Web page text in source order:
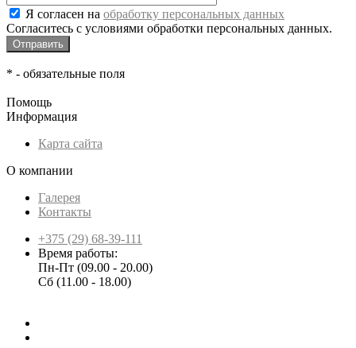
Я согласен на обработку персональных данных
Согласитесь с условиями обработки персональных данных.
* - обязательные поля
Помощь
Информация
Карта сайта
О компании
Галерея
Контакты
+375 (29) 68-39-111
Время работы:
Пн-Пт (09.00 - 20.00)
Сб (11.00 - 18.00)